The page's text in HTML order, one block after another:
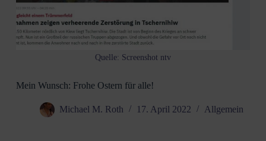
Quelle: Screenshot ntv
Mein Wunsch: Frohe Ostern für alle!
Michael M. Roth 17. April 2022 Allgemein